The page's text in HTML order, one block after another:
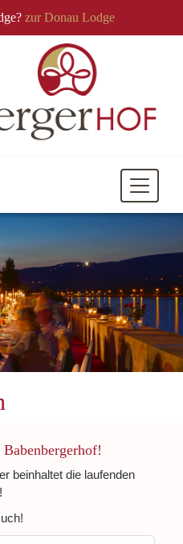
zur Donau Lodge
Mobile
beinhaltet die laufenden